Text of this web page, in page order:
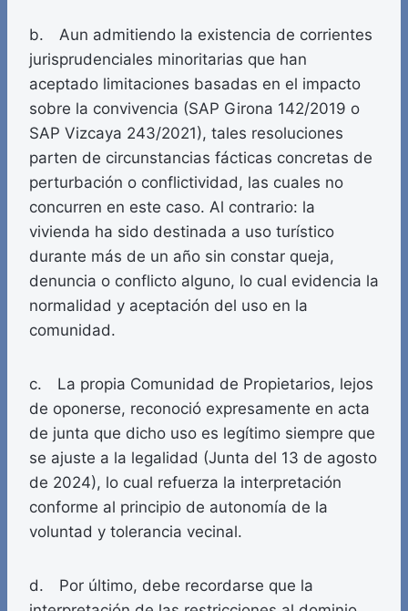
b. Aun admitiendo la existencia de corrientes
jurisprudenciales minoritarias que han
aceptado limitaciones basadas en el impacto
sobre la convivencia (SAP Girona 142/2019 o
SAP Vizcaya 243/2021), tales resoluciones
parten de circunstancias fácticas concretas de
perturbación o conflictividad, las cuales no
concurren en este caso. Al contrario: la
vivienda ha sido destinada a uso turístico
durante más de un año sin constar queja,
denuncia o conflicto alguno, lo cual evidencia la
normalidad y aceptación del uso en la
comunidad.
c. La propia Comunidad de Propietarios, lejos
de oponerse, reconoció expresamente en acta
de junta que dicho uso es legítimo siempre que
se ajuste a la legalidad (Junta del 13 de agosto
de 2024), lo cual refuerza la interpretación
conforme al principio de autonomía de la
voluntad y tolerancia vecinal.
d. Por último, debe recordarse que la